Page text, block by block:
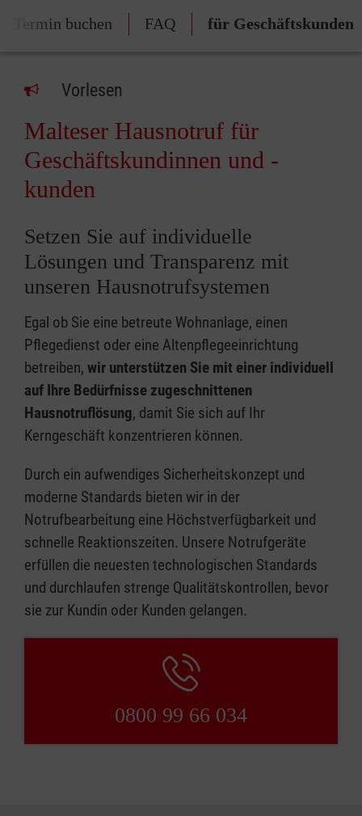
Termin buchen FAQ für Geschäftskunden
Vorlesen
Malteser Hausnotruf für
Geschäftskundinnen und -
kunden
Setzen Sie auf individuelle
Lösungen und Transparenz mit
unseren Hausnotrufsystemen
Egal ob Sie eine betreute Wohnanlage, einen
Pflegedienst oder eine Altenpflegeeinrichtung
betreiben, wir unterstützen Sie mit einer individuell
auf Ihre Bedürfnisse zugeschnittenen
Hausnotruflösung, damit Sie sich auf Ihr
Kerngeschäft konzentrieren können.
Durch ein aufwendiges Sicherheitskonzept und
moderne Standards bieten wir in der
Notrufbearbeitung eine Höchstverfügbarkeit und
schnelle Reaktionszeiten. Unsere Notrufgeräte
erfüllen die neuesten technologischen Standards
und durchlaufen strenge Qualitätskontrollen, bevor
sie zur Kundin oder Kunden gelangen.
0800 99 66 034